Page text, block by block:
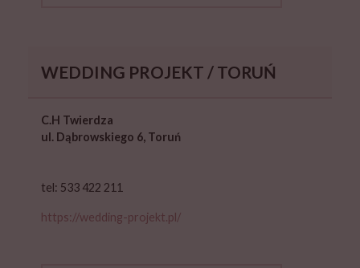
WEDDING PROJEKT / TORUŃ
C.H Twierdza
ul. Dąbrowskiego 6, Toruń
tel: 533 422 211
https://wedding-projekt.pl/